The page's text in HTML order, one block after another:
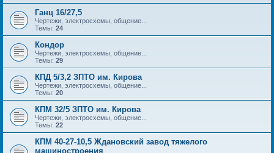
Ганц 16/27,5
Чертежи, электросхемы, общение...
Темы: 24
Кондор
Чертежи, электросхемы, общение...
Темы: 29
КПД 5/3,2 ЗПТО им. Кирова
Чертежи, электросхемы, общение...
Темы: 20
КПМ 32/5 ЗПТО им. Кирова
Чертежи, электросхемы, общение...
Темы: 22
КПМ 40-27-10,5 Ждановский завод тяжелого
машиностроения